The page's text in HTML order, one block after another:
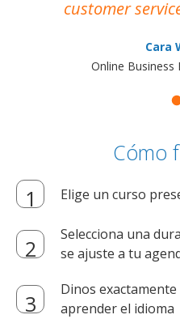
customer
Cara
Online Business
Cómo
Elige un curso
Selecciona una
se ajuste a tu
Dinos
aprender el idioma